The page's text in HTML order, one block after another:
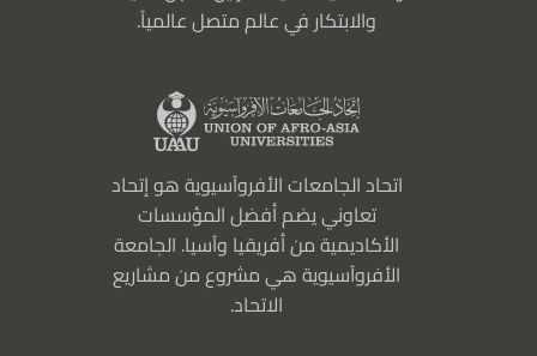
والابتكار في عالم متصل عالمياً.
اتحاد الجامعات الأفروآسيوية هو إتحاد
تعاوني يضم أفضل المؤسسات
الأكاديمية من أفريقيا وآسيا. الجامعة
الأفروآسيوية هي مشروع من مشاريع
الاتحاد.